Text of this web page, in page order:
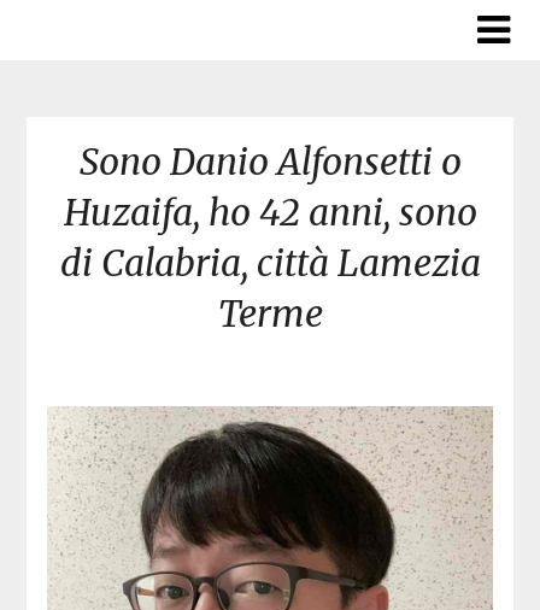
Sono Danio Alfonsetti o
Huzaifa, ho 42 anni, sono
di Calabria, città Lamezia
Terme